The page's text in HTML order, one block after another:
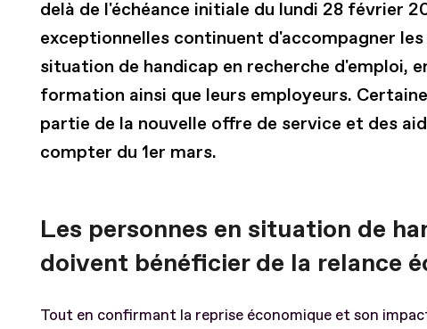
delà de l'échéance initiale du lundi 28 février
exceptionnelles continuent d'accompagner les
situation de handicap en recherche d'emploi,
formation ainsi que leurs employeurs.
partie de la nouvelle offre de service et des
compter du 1er mars.
Les personnes en situation de
doivent bénéficier de la relance
Tout en confirmant la reprise économique et son